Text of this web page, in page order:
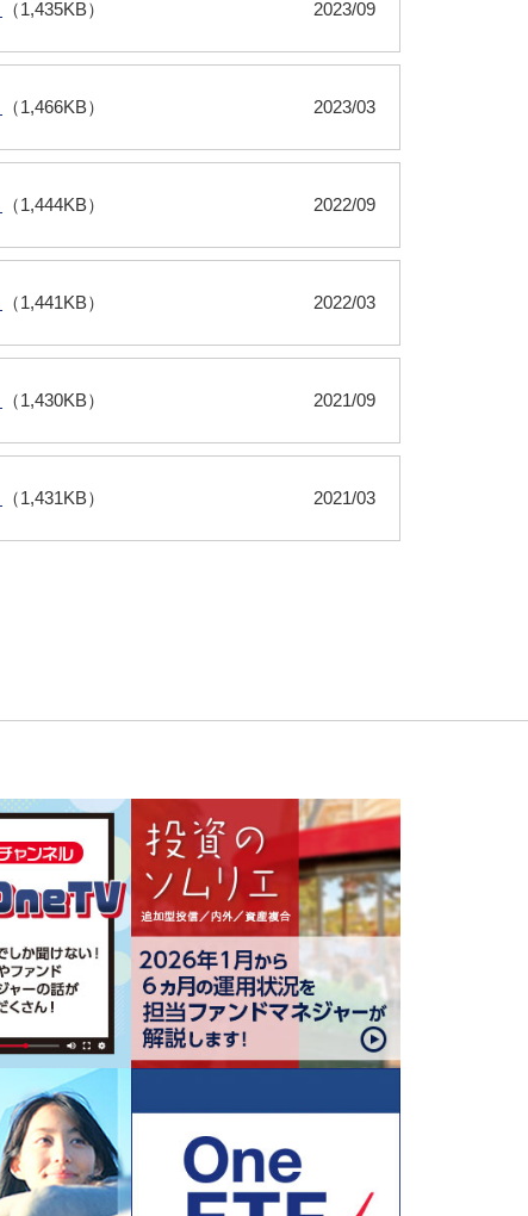
（1,435KB） 2023/09
（1,466KB） 2023/03
（1,444KB） 2022/09
（1,441KB） 2022/03
（1,430KB） 2021/09
（1,431KB） 2021/03